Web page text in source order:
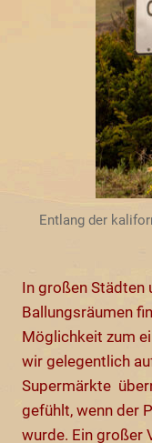
Entlang der
In großen Städten
Ballungsräumen
Möglichkeit zum
wir gelegentlich
Supermärkte
gefühlt, wenn der
wurde. Ein großer